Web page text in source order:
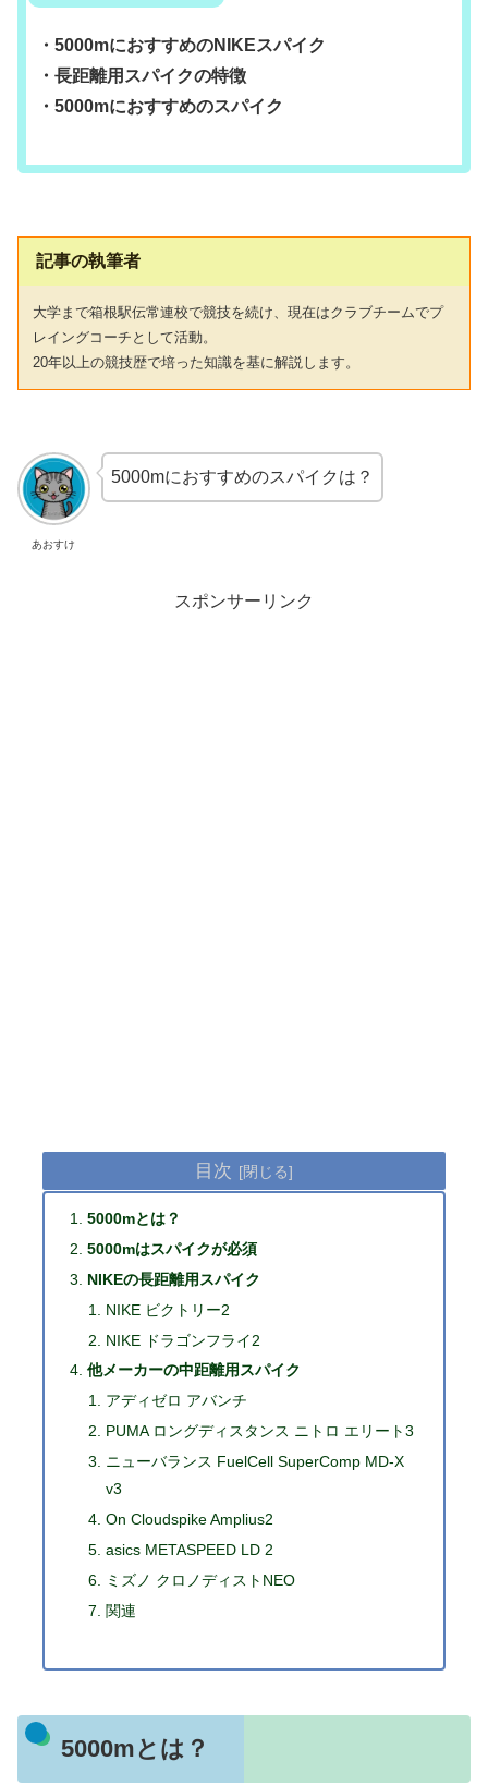
・5000mにおすすめのNIKEスパイク
・長距離用スパイクの特徴
・5000mにおすすめのスパイク
記事の執筆者
大学まで箱根駅伝常連校で競技を続け、現在はクラブチームでプ
レイングコーチとして活動。
20年以上の競技歴で培った知識を基に解説します。
あおすけ
5000mにおすすめのスパイクは？
スポンサーリンク
目次
5000mとは？
5000mはスパイクが必須
NIKEの長距離用スパイク
NIKE ビクトリー2
NIKE ドラゴンフライ2
他メーカーの中距離用スパイク
アディゼロ アバンチ
PUMA ロングディスタンス ニトロ エリート3
ニューバランス FuelCell SuperComp MD-X
v3
On Cloudspike Amplius2
asics METASPEED LD 2
ミズノ クロノディストNEO
関連
5000mとは？